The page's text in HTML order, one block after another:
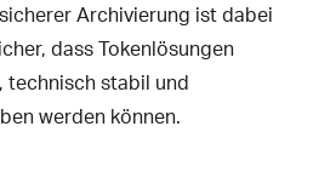
Archivierung ist dabei
dass Tokenlösungen
technisch stabil und
werden können.